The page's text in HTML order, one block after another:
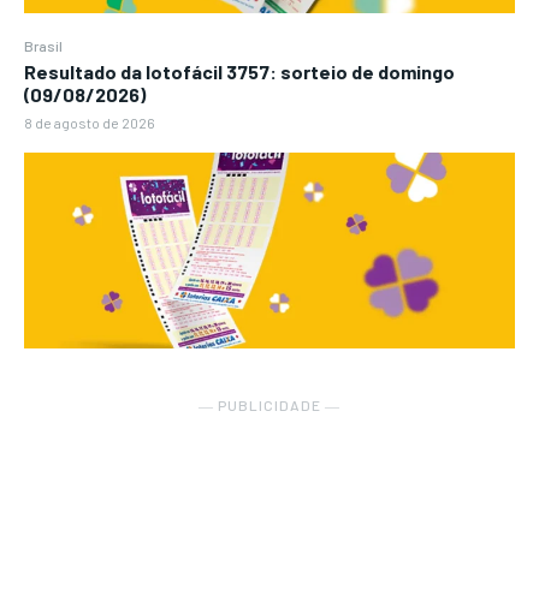
Brasil
Resultado da lotofácil 3757: sorteio de domingo
(09/08/2026)
8 de agosto de 2026
― PUBLICIDADE ―